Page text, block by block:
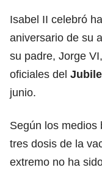
Isabel II celebró
aniversario de su
su padre, Jorge
oficiales del
junio.
Según los medios
tres dosis de la
extremo no ha